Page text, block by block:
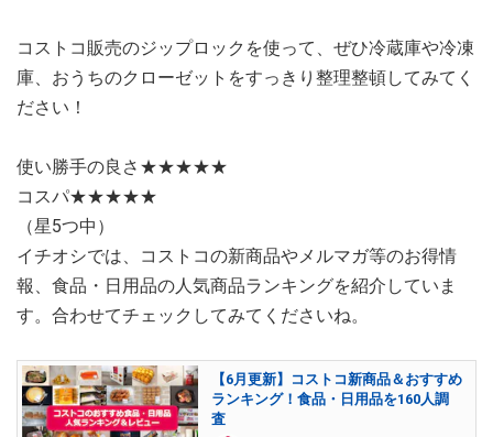
コストコ販売のジップロックを使って、ぜひ冷蔵庫や冷凍
庫、おうちのクローゼットをすっきり整理整頓してみてく
ださい！
使い勝手の良さ★★★★★
コスパ★★★★★
（星5つ中）
イチオシでは、コストコの新商品やメルマガ等のお得情
報、食品・日用品の人気商品ランキングを紹介していま
す。合わせてチェックしてみてくださいね。
【6月更新】コストコ新商品＆おすすめ
ランキング！食品・日用品を160人調
査